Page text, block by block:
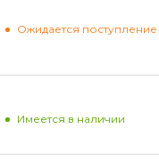
Ожидается поступление
Имеется в наличии